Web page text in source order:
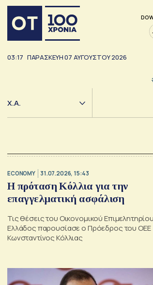
03:17 ΠΑΡΑΣΚΕΥΗ07 ΑΥΓΟΥΣΤΟΥ2026
Χ.Α.
ECONOMY 31.07.2026, 15:43
Η πρόταση Κόλλια για την
επαγγελματική ασφάλιση
Τις θέσεις του Οικονομικού Επιμελητηρίου
Ελλάδος παρουσίασε ο Πρόεδρος του ΟΕΕ
Κωνσταντίνος Κόλλιας